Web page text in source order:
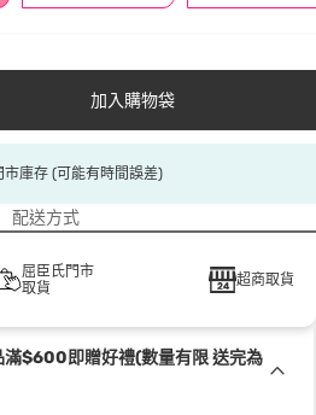
加入購物袋
市庫存 (可能有時間誤差)
配送方式
屈臣氏門市
取貨
超商取貨
$600即贈好禮(數量有限 送完為